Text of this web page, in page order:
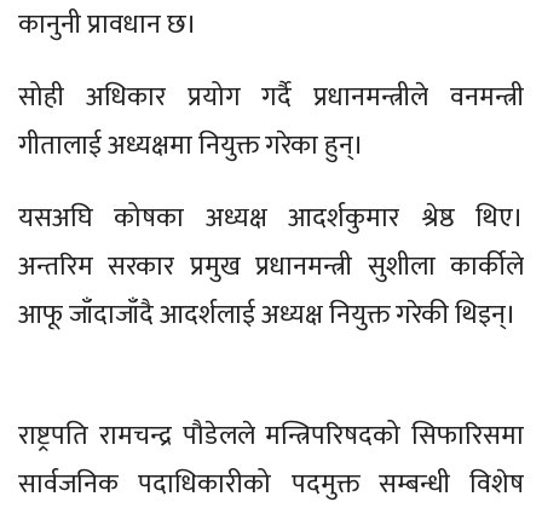
कानुनी प्रावधान छ।
सोही अधिकार प्रयोग गर्दै प्रधानमन्त्रीले वनमन्त्री
गीतालाई अध्यक्षमा नियुक्त गरेका हुन्।
यसअघि कोषका अध्यक्ष आदर्शकुमार श्रेष्ठ थिए।
अन्तरिम सरकार प्रमुख प्रधानमन्त्री सुशीला कार्कीले
आफू जाँदाजाँदै आदर्शलाई अध्यक्ष नियुक्त गरेकी थिइन्।
राष्ट्रपति रामचन्द्र पौडेलले मन्त्रिपरिषदको सिफारिसमा
सार्वजनिक पदाधिकारीको पदमुक्त सम्बन्धी विशेष